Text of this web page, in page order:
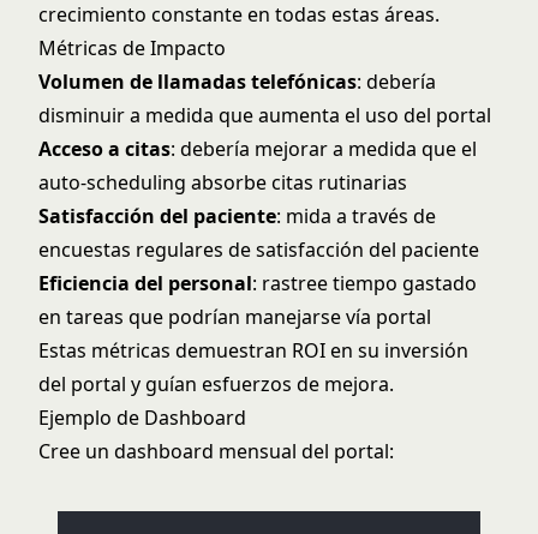
crecimiento constante en todas estas áreas.
Métricas de Impacto
Volumen de llamadas telefónicas: debería
disminuir a medida que aumenta el uso del portal
Acceso a citas: debería mejorar a medida que el
auto-scheduling absorbe citas rutinarias
Satisfacción del paciente: mida a través de
encuestas regulares de satisfacción del paciente
Eficiencia del personal: rastree tiempo gastado
en tareas que podrían manejarse vía portal
Estas métricas demuestran ROI en su inversión
del portal y guían esfuerzos de mejora.
Ejemplo de Dashboard
Cree un dashboard mensual del portal: